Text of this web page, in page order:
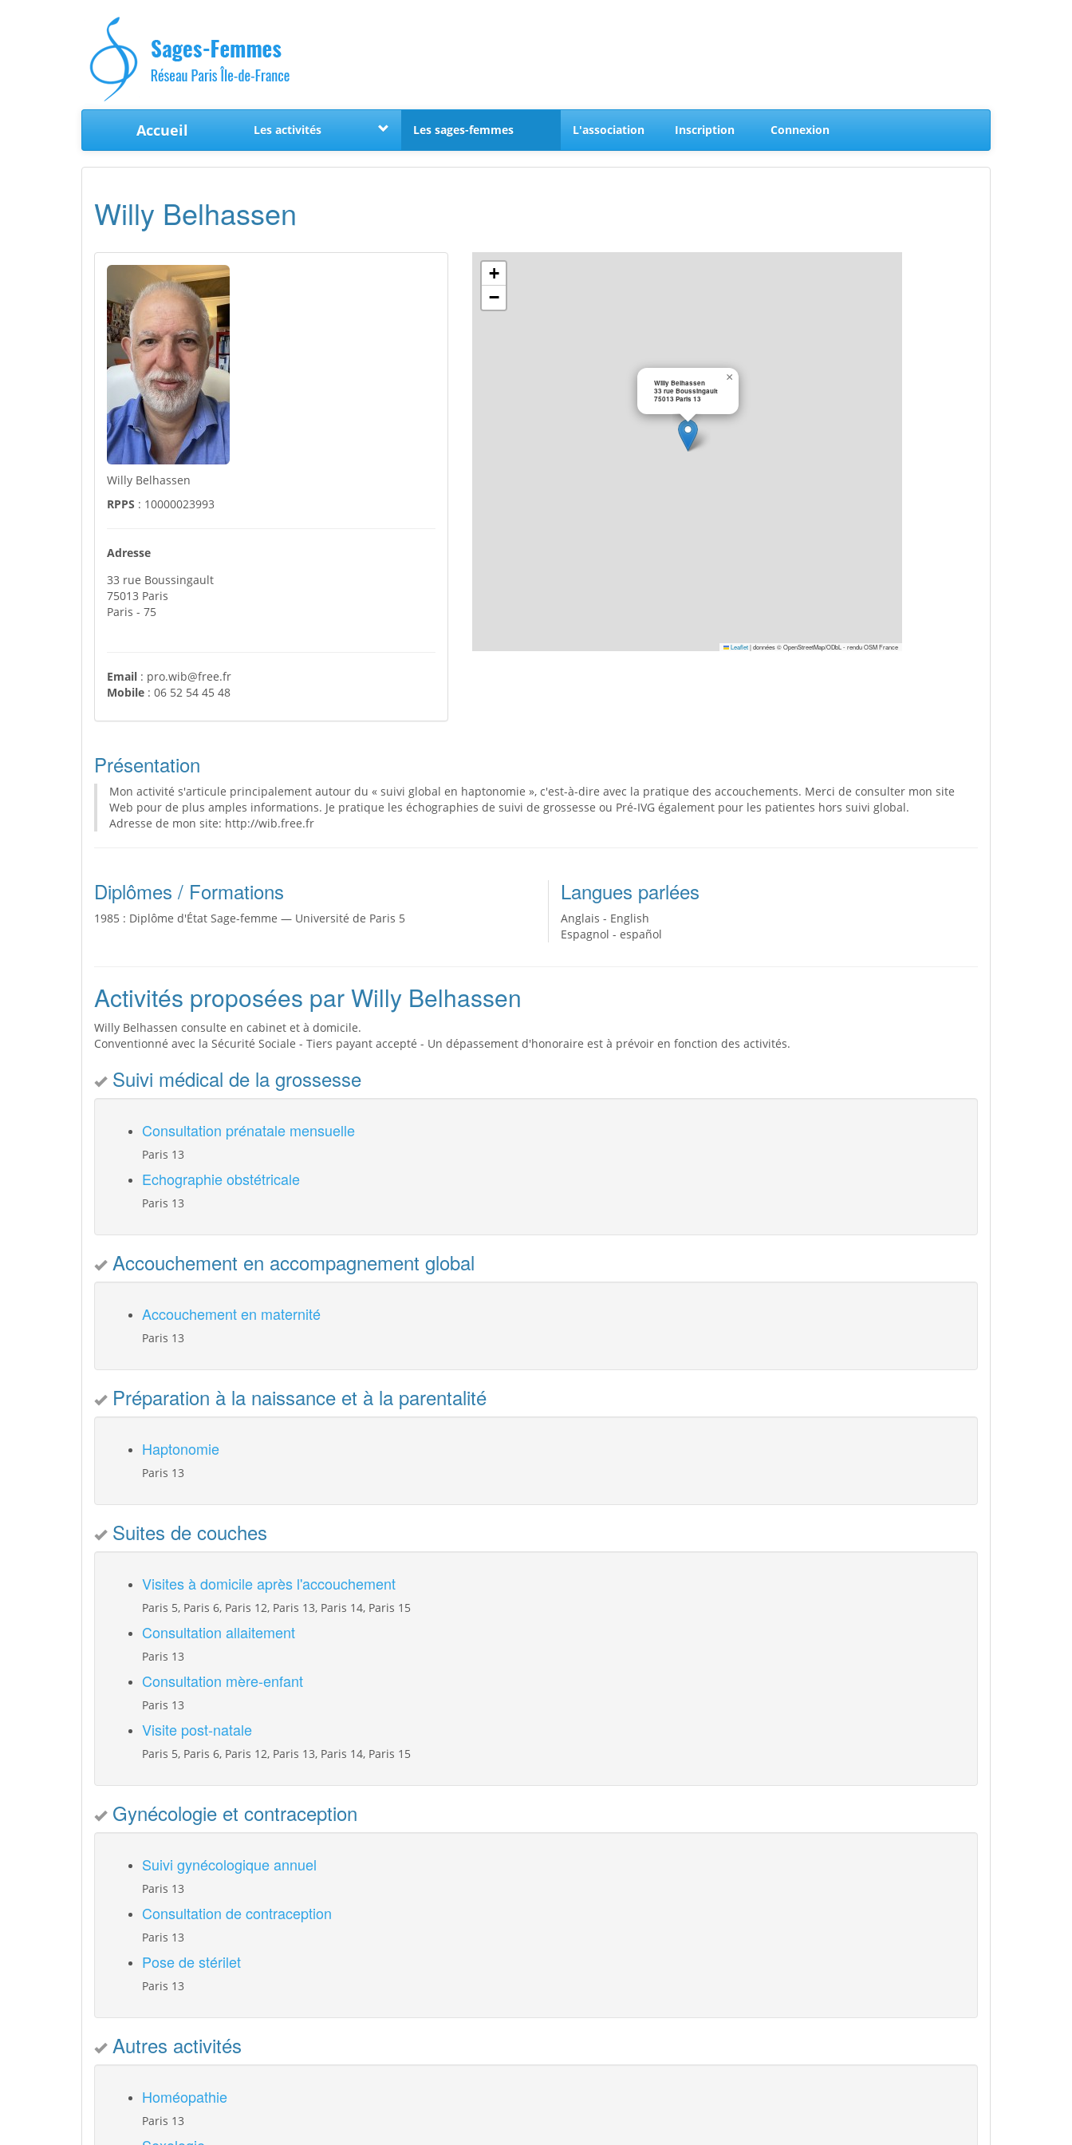
Accueil Les activités Les sages-femmes L'association Inscription(current)Connexion(current)
Willy Belhassen
Willy Belhassen
RPPS : 10000023993
Adresse
33 rue Boussingault
75013 Paris
Paris - 75
Email : pro.wib@free.fr
Mobile : 06 52 54 45 48
Willy Belhassen
33 rue Boussingault
75013 Paris 13
×
+
−
Leaflet|données © OpenStreetMap/ODbL - rendu OSM France
Présentation
Mon activité s'articule principalement autour du « suivi global en haptonomie », c'est-à-dire avec la pratique des accouchements. Merci de consulter mon site
Web pour de plus amples informations. Je pratique les échographies de suivi de grossesse ou Pré-IVG également pour les patientes hors suivi global.
Adresse de mon site: http://wib.free.fr
Diplômes / Formations
1985 : Diplôme d'État Sage-femme — Université de Paris 5
Langues parlées
Anglais - English
Espagnol - español
Activités proposées par Willy Belhassen
Willy Belhassen consulte en cabinet et à domicile.
Conventionné avec la Sécurité Sociale - Tiers payant accepté - Un dépassement d'honoraire est à prévoir en fonction des activités.
Suivi médical de la grossesse
Consultation prénatale mensuelle
Paris 13
Echographie obstétricale
Paris 13
Accouchement en accompagnement global
Accouchement en maternité
Paris 13
Préparation à la naissance et à la parentalité
Haptonomie
Paris 13
Suites de couches
Visites à domicile après l'accouchement
Paris 5, Paris 6, Paris 12, Paris 13, Paris 14, Paris 15
Consultation allaitement
Paris 13
Consultation mère-enfant
Paris 13
Visite post-natale
Paris 5, Paris 6, Paris 12, Paris 13, Paris 14, Paris 15
Gynécologie et contraception
Suivi gynécologique annuel
Paris 13
Consultation de contraception
Paris 13
Pose de stérilet
Paris 13
Autres activités
Homéopathie
Paris 13